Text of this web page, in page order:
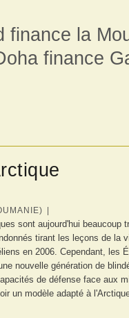
finance la
finance
|
sont aujourd'hui beaucoup
tirant les leçons de la
en 2006. Cependant, les
nouvelle génération de
de défense face aux
un modèle adapté à